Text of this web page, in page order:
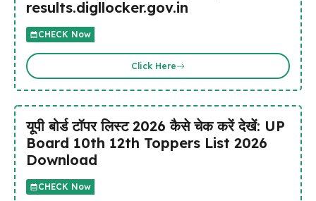
results.digllocker.gov.in
CHECK Now
Click Here
यूपी बोर्ड टॉपर लिस्ट 2026 कैसे चेक करें देखें: UP
Board 10th 12th Toppers List 2026
Download
CHECK Now